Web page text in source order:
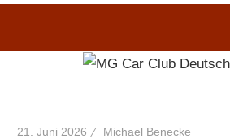
21. Juni 2026 Michael Benecke